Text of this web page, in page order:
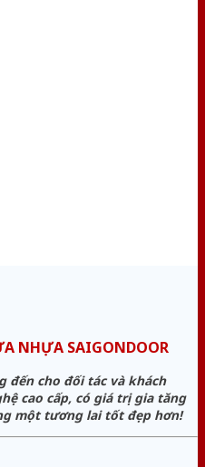
NHỰA SAIGONDOOR
đến cho đối tác và khách
cao cấp, có giá trị gia tăng
một tương lai tốt đẹp hơn!